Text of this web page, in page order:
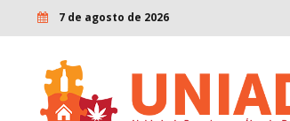
7 de agosto de 2026